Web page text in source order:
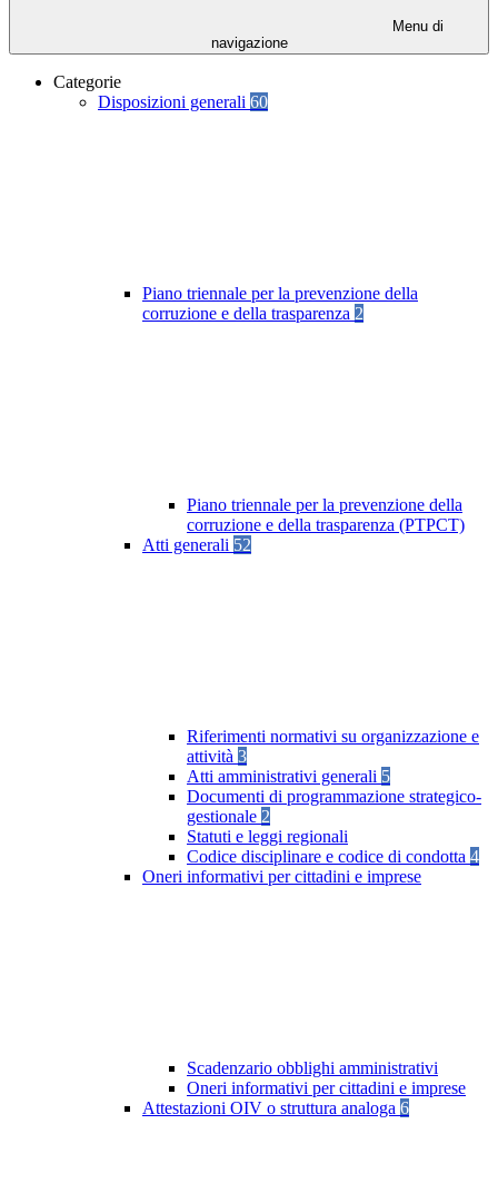
Menu di
navigazione
Categorie
Disposizioni generali 60
Piano triennale per la prevenzione della
corruzione e della trasparenza 2
Piano triennale per la prevenzione della
corruzione e della trasparenza (PTPCT)
Atti generali 52
Riferimenti normativi su organizzazione e
attività 3
Atti amministrativi generali 5
Documenti di programmazione strategico-
gestionale 2
Statuti e leggi regionali
Codice disciplinare e codice di condotta 4
Oneri informativi per cittadini e imprese
Scadenzario obblighi amministrativi
Oneri informativi per cittadini e imprese
Attestazioni OIV o struttura analoga 6